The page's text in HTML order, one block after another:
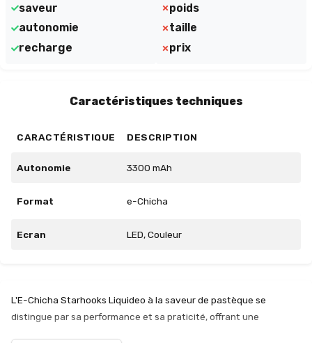
saveur
autonomie
recharge
poids
taille
prix
Caractéristiques techniques
CARACTÉRISTIQUE DESCRIPTION
Autonomie 3300 mAh
Format e-Chicha
Ecran LED, Couleur
L'E-Chicha Starhooks Liquideo à la saveur de pastèque se
distingue par sa performance et sa praticité, offrant une